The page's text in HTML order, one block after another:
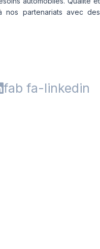
nos partenariats avec des
fab fa-linkedin